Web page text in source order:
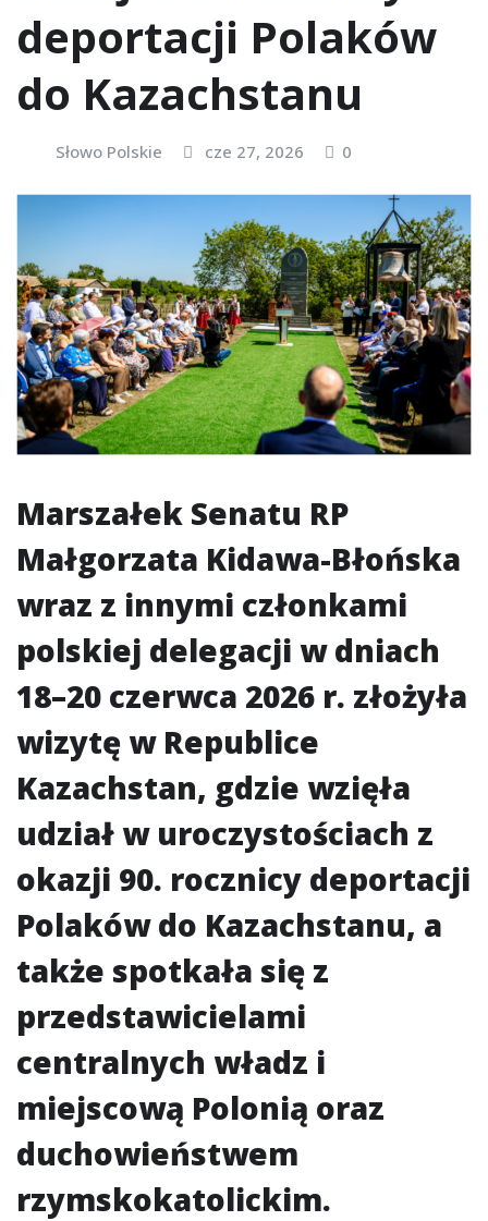
deportacji Polaków
do Kazachstanu
Słowo Polskie cze 27, 2026 0
Marszałek Senatu RP
Małgorzata Kidawa-Błońska
wraz z innymi członkami
polskiej delegacji w dniach
18–20 czerwca 2026 r. złożyła
wizytę w Republice
Kazachstan, gdzie wzięła
udział w uroczystościach z
okazji 90. rocznicy deportacji
Polaków do Kazachstanu, a
także spotkała się z
przedstawicielami
centralnych władz i
miejscową Polonią oraz
duchowieństwem
rzymskokatolickim.